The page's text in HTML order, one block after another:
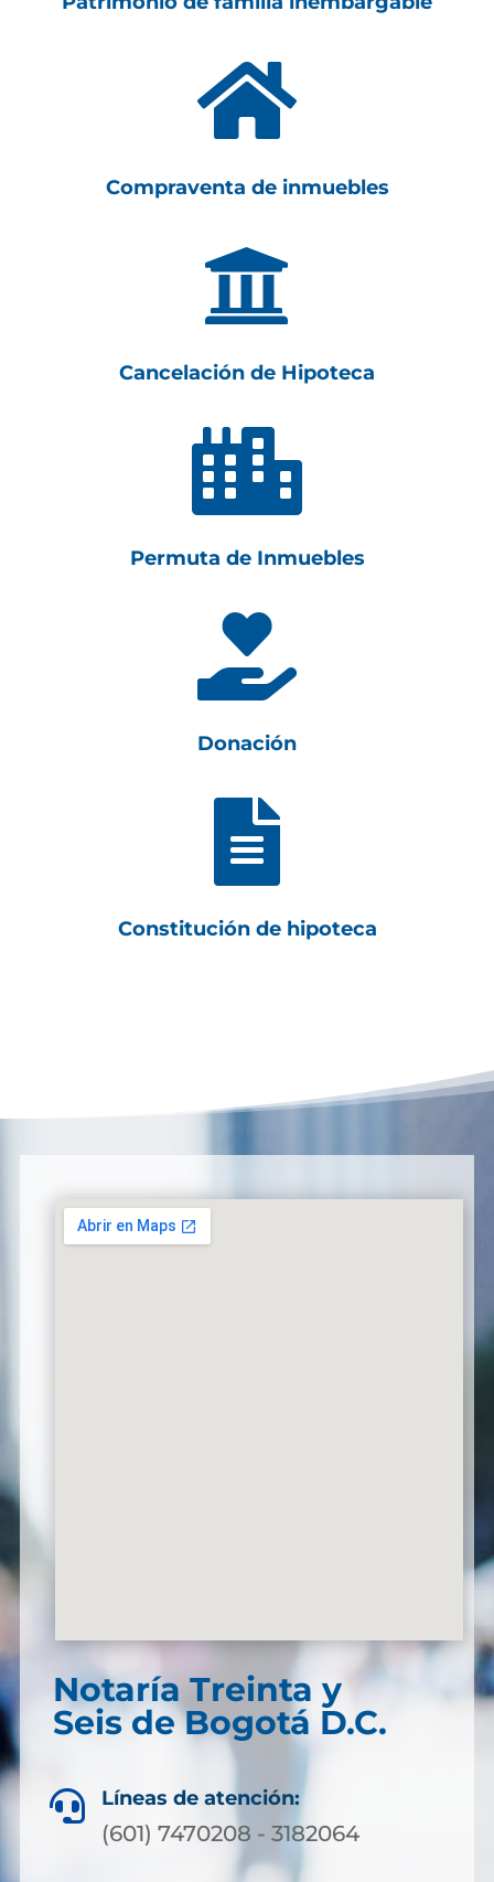

Compraventa de inmuebles

Cancelación de Hipoteca

Permuta de Inmuebles

Donación

Constitución de hipoteca
Notaría Treinta y
Seis de Bogotá D.C.
 Líneas de atención:
(601) 7470208 - 3182064